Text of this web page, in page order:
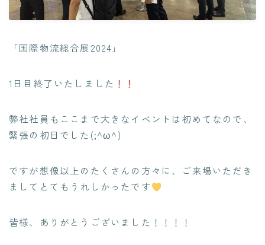
生命保険・損害保険システム開発​
Microsoft 製品導入サービス​
PLMシステム開発
人事給与ERP導入支援コンサルティング
Microsoft365 導入・運用支援サービス
DX物流 AGF・AMR
NEWS
「国際物流総合展2024 」
1日目終了いたしました ！！
弊社社員もここまで大きなイベントは初めてなので、
緊張の初日でした(;^ω^)
ですが想像以上のたくさんの方々に、ご来場いただき
ましてとてもうれしかったです
皆様、ありがとうございました！！！！